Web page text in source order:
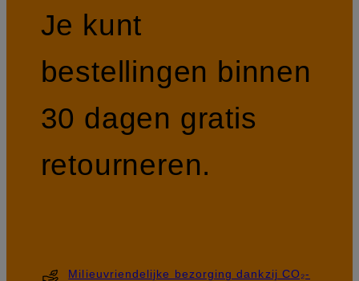
Je kunt
bestellingen binnen
30 dagen gratis
retourneren.
Milieuvriendelijke bezorging dankzij CO₂-